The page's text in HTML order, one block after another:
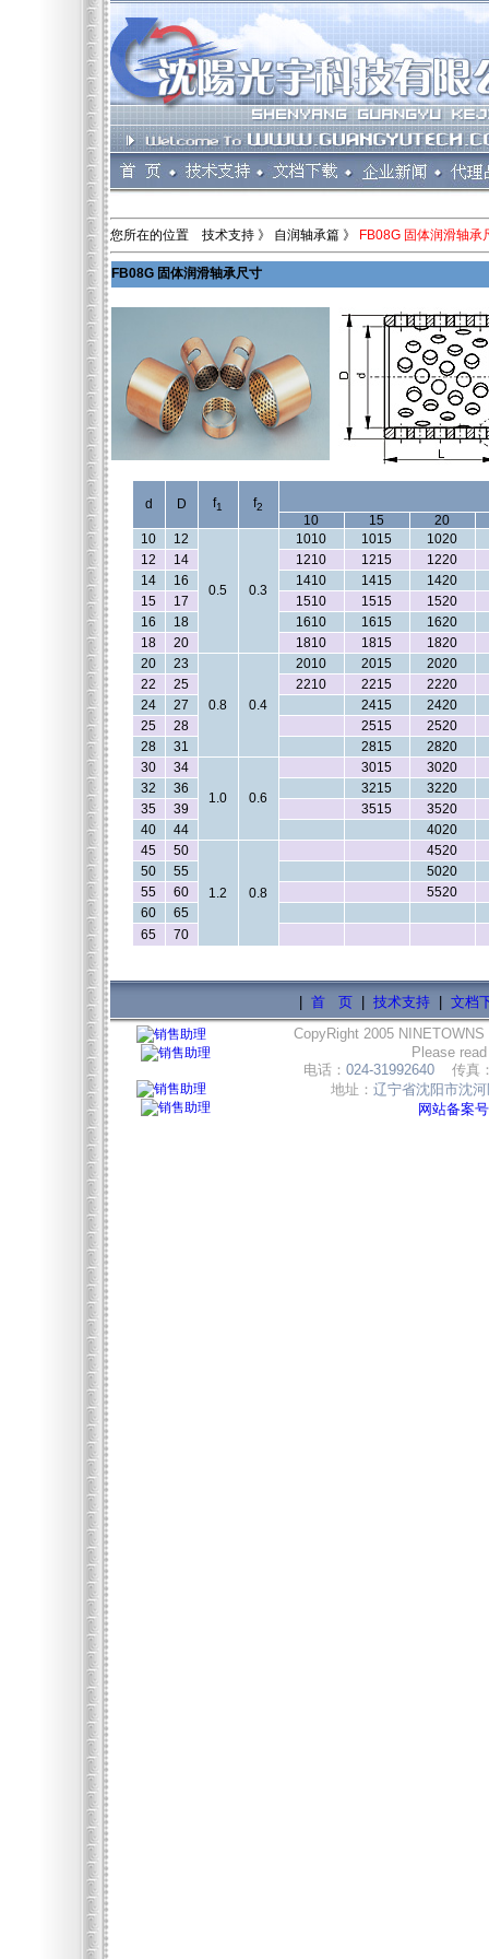
您所在的位置 技术支持 》 自润轴承篇 》 FB08G 固体润滑轴承
FB08G 固体润滑轴承尺寸
d D f1 f2
10 15
20
10
12
0.5 0.3
1010 1015
1020
12
14 1210 1215
1220
14
16 1410 1415
1420
15
17 1510 1515
1520
16
18 1610 1615
1620
18
20 1810 1815
1820
20
23
0.8 0.4
2010 2015
2020
22
25 2210 2215
2220
24
27 2415
2420
25
28 2515
2520
28
31 2815
2820
30
34
1.0
0.6
3015
3020
32
36 3215
3220
35
39 3515
3520
40
44
4020
45
50
1.2 0.8
4520
50
55
5020
55
60
5520
60
65
65
70
首 页| 技术支持| 文档
CopyRight 2005 NINETOWNS
Please
电话： 024-31992640 传真
地址： 辽宁省沈阳市沈
网站备案